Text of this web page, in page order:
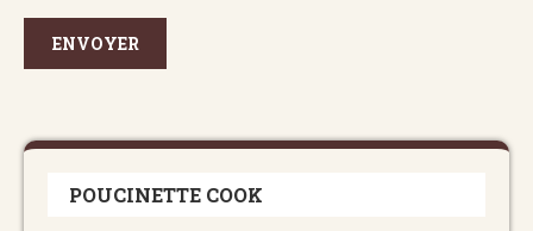
POUCINETTE COOK